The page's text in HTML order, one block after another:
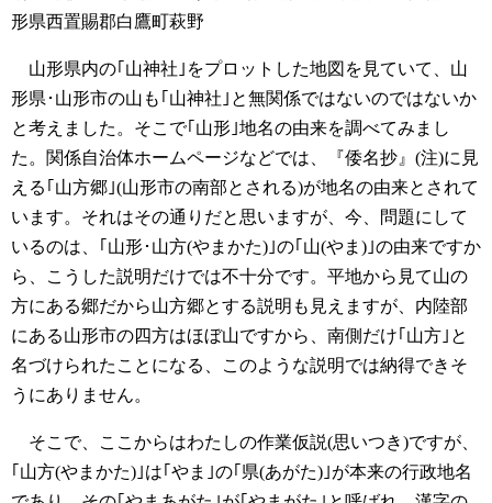
形県西置賜郡白鷹町萩野
山形県内の｢山神社｣をプロットした地図を見ていて、山
形県･山形市の山も｢山神社｣と無関係ではないのではないか
と考えました。そこで｢山形｣地名の由来を調べてみまし
た。関係自治体ホームページなどでは、『倭名抄』(注)に見
える｢山方郷｣(山形市の南部とされる)が地名の由来とされて
います。それはその通りだと思いますが、今、問題にして
いるのは、｢山形･山方(やまかた)｣の｢山(やま)｣の由来ですか
ら、こうした説明だけでは不十分です。平地から見て山の
方にある郷だから山方郷とする説明も見えますが、内陸部
にある山形市の四方はほぼ山ですから、南側だけ｢山方｣と
名づけられたことになる、このような説明では納得できそ
うにありません。
そこで、ここからはわたしの作業仮説(思いつき)ですが、
｢山方(やまかた)｣は｢やま｣の｢県(あがた)｣が本来の行政地名